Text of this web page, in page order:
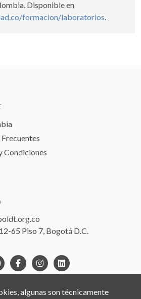
Disponible en
formacion/laboratorios.
algunas son técnicamente
Condiciones
65 Piso 7, Bogotá D.C.